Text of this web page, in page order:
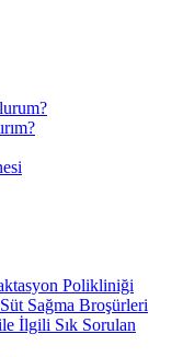
Polikliniği
Sağma Broşürleri
İlgili Sık Sorulan